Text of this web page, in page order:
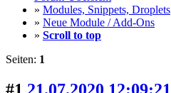
» Modules, Snippets, Droplets
» Neue Module / Add-Ons
» Scroll to top
Seiten: 1
#1 21.07.2020 12:09:21